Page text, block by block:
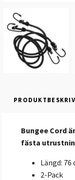
Bungee Cord
fästa
Längd: 76
2-Pack